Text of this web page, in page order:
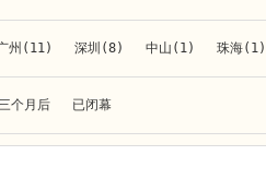
州(11) 深圳(8) 中山(1) 珠海(1)
个月后 已闭幕